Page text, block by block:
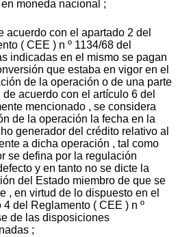
moneda nacional ;
acuerdo con el apartado 2 del
( CEE ) n º 1134/68 del
indicadas en el mismo se pagan
que estaba en vigor en el
de la operación o de una parte
acuerdo con el artículo 6 del
mencionado , se considera
de la operación la fecha en la
generador del crédito relativo al
a dicha operación , tal como
se defina por la regulación
y en tanto no se dicte la
del Estado miembro de que se
, en virtud de lo dispuesto en el
del Reglamento ( CEE ) n º
de las disposiciones
;